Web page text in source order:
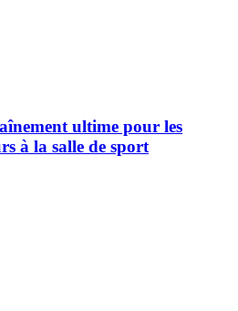
ultime pour les
à la salle de sport